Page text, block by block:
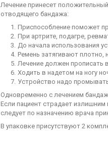
Лечение принесет
отводящего бандажа:
Приспособление поможет
При артрите, подагре,
До начала использования
Ремень затягивают плотно,
Лечение должен прописать
Ходить в надетом на ногу
Устройство надо
Одновременно с лечением
Если пациент страдает излишним
следует по назначению врача
В упаковке присутствуют 2